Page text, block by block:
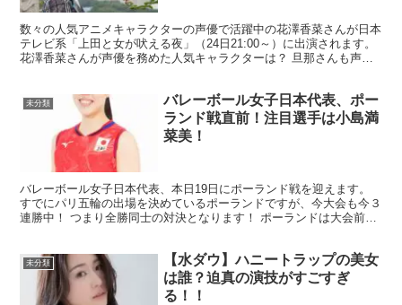
数々の人気アニメキャラクターの声優で活躍中の花澤香菜さんが日本
テレビ系「上田と女が吠える夜」（24日21:00～）に出演されます。
花澤香菜さんが声優を務めた人気キャラクターは？ 旦那さんも声優
未分類
バレーボール女子日本代表、ポー
ランド戦直前！注目選手は小島満
菜美！
バレーボール女子日本代表、本日19日にポーランド戦を迎えます。
すでにパリ五輪の出場を決めているポーランドですが、今大会も今３
連勝中！ つまり全勝同士の対決となります！ ポーランドは大会前の
未分類
【水ダウ】ハニートラップの美女
は誰？迫真の演技がすごすぎ
る！！